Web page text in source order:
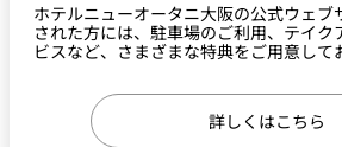
ホテルニューオータニ大阪の公式ウェブ
された方には、駐車場のご利用、テイク
ビスなど、さまざまな特典をご用意して
詳しくはこちら